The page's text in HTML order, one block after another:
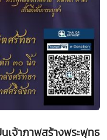
เจ้าภาพสร้างพระพุทธ